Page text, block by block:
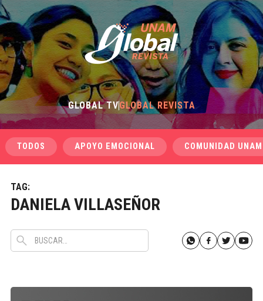
GLOBAL TVGLOBAL REVISTA
TODOS APOYO EMOCIONAL COMUNIDAD UNAM
TAG:
DANIELA VILLASEÑOR